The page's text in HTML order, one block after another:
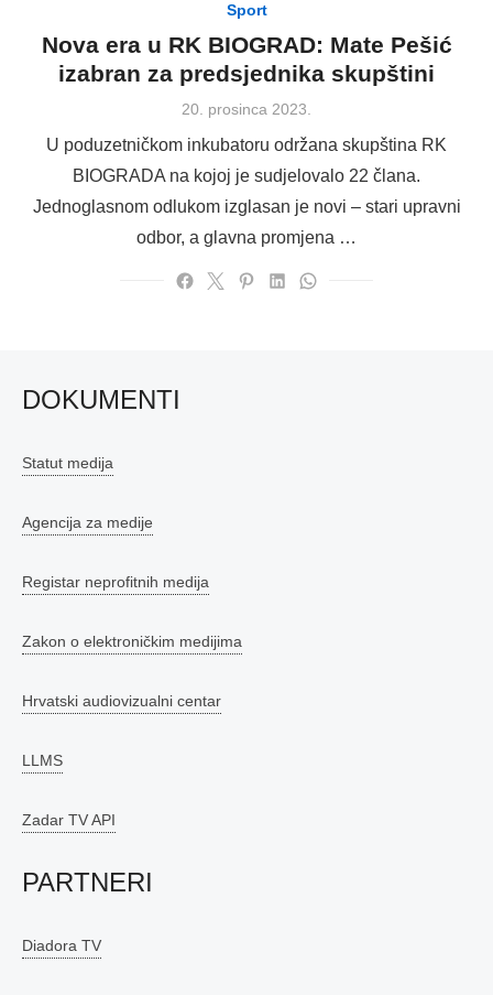
Sport
Nova era u RK BIOGRAD: Mate Pešić
izabran za predsjednika skupštini
Posted
20. prosinca 2023.
U poduzetničkom inkubatoru održana skupština RK
BIOGRADA na kojoj je sudjelovalo 22 člana.
Jednoglasnom odlukom izglasan je novi – stari upravni
odbor, a glavna promjena …
DOKUMENTI
Statut medija
Agencija za medije
Registar neprofitnih medija
Zakon o elektroničkim medijima
Hrvatski audiovizualni centar
LLMS
Zadar TV API
PARTNERI
Diadora TV